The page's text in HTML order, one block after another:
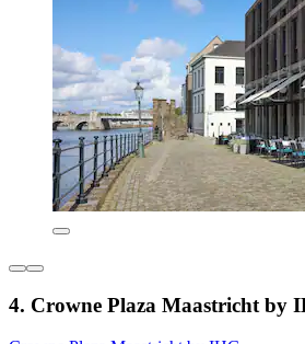
4. Crowne Plaza Maastricht by